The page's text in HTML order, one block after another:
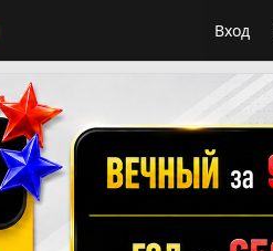
Вход